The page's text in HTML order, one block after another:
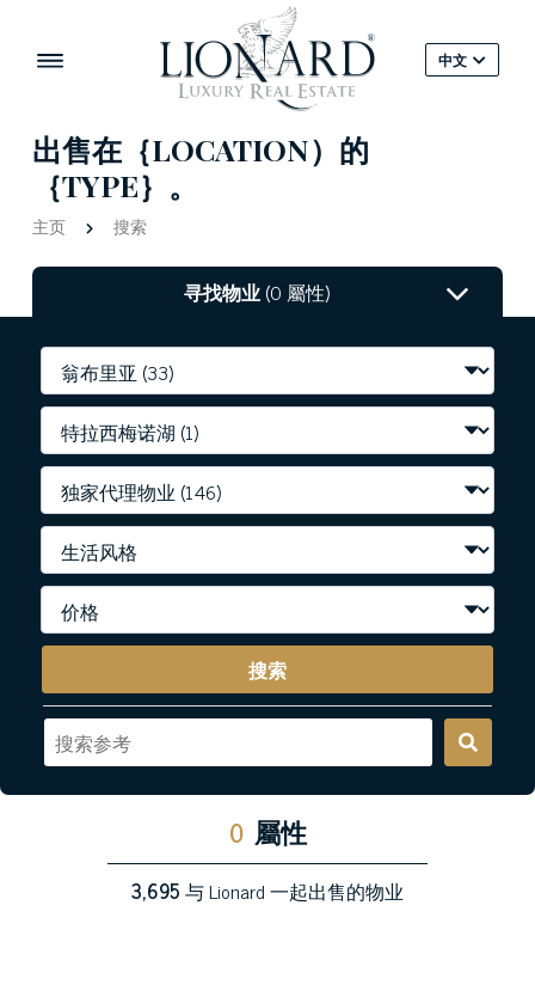
中文
出售在｛LOCATION）的
｛TYPE｝。
主页 搜索
寻找物业(0 屬性)
搜索
0 屬性
3,695与 Lionard 一起出售的物业